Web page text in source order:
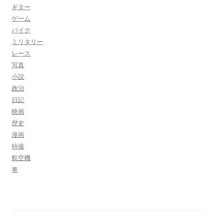
ギター
ゲーム
バイク
ミリタリー
レース
写真
小説
政治
日記
映画
歴史
漫画
特撮
航空機
車